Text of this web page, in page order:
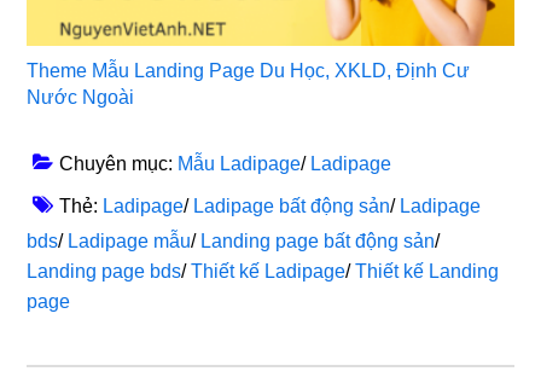
Theme Mẫu Landing Page Du Học, XKLD, Định Cư
Nước Ngoài
Chuyên mục: Mẫu Ladipage/ Ladipage
Thẻ: Ladipage/ Ladipage bất động sản/ Ladipage
bds/ Ladipage mẫu/ Landing page bất động sản/
Landing page bds/Thiết kế Ladipage/Thiết kế Landing
page